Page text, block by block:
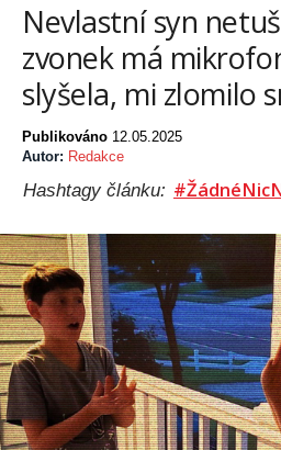
Nevlastní syn
zvonek má
slyšela, mi zlomilo
Publikováno 12.05.2025
Autor: Redakce
Hashtagy článku: